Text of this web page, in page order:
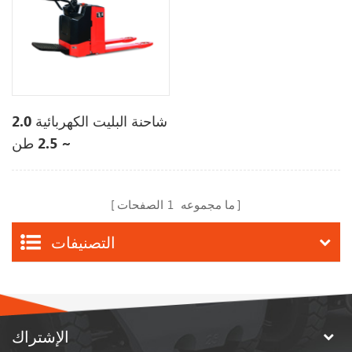
شاحنة البليت الكهربائية 2.0
~ 2.5 طن
ما مجموعه 1 الصفحات
التصنيفات
الإشتراك